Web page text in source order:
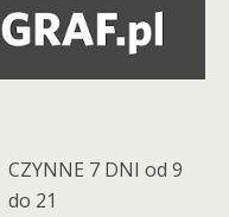
CZYNNE 7 DNI od 9
do 21